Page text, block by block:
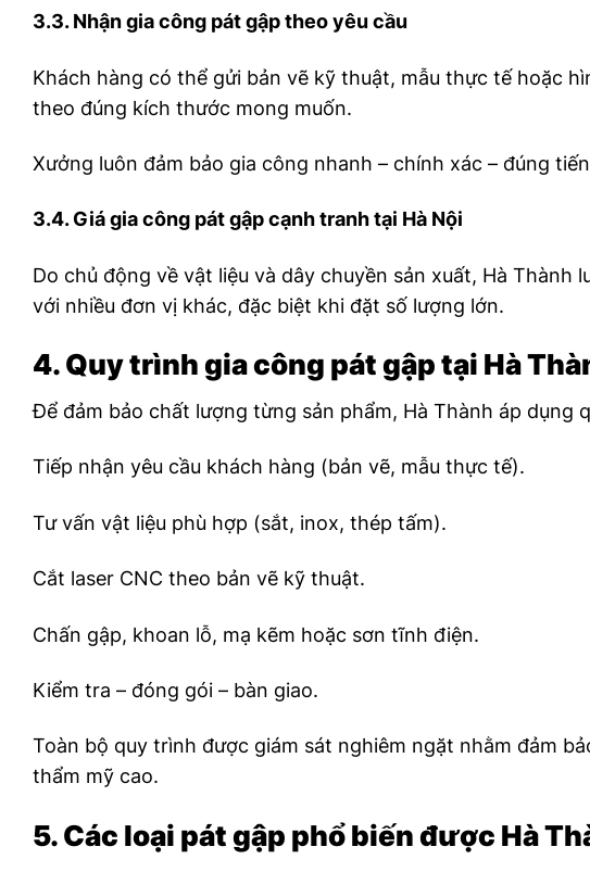
3.3. Nhận gia công pát gập theo yêu cầu
Khách hàng có thể gửi bản vẽ kỹ thuật, mẫu thực tế hoặc
theo đúng kích thước mong muốn.
Xưởng luôn đảm bảo gia công nhanh – chính xác – đúng
3.4. Giá gia công pát gập cạnh tranh tại Hà Nội
Do chủ động về vật liệu và dây chuyền sản xuất, Hà
với nhiều đơn vị khác, đặc biệt khi đặt số lượng lớn.
4. Quy trình gia công pát gập tại Hà
Để đảm bảo chất lượng từng sản phẩm, Hà Thành áp dụng
Tiếp nhận yêu cầu khách hàng (bản vẽ, mẫu thực tế).
Tư vấn vật liệu phù hợp (sắt, inox, thép tấm).
Cắt laser CNC theo bản vẽ kỹ thuật.
Chấn gập, khoan lỗ, mạ kẽm hoặc sơn tĩnh điện.
Kiểm tra – đóng gói – bàn giao.
Toàn bộ quy trình được giám sát nghiêm ngặt nhằm đảm
thẩm mỹ cao.
5. Các loại pát gập phổ biến được Hà